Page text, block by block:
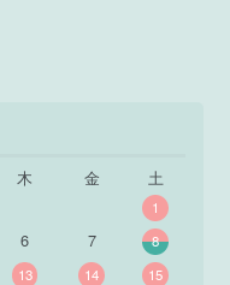
木 金 土
1
6 7
8
13 14
15